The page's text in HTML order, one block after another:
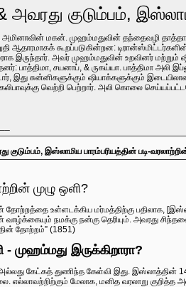
அவரது குடும்பம்,
அமினாவின் மகன். முஹம்மதுவின் தந்தைவழி
ஆதாரமாகக் கூறப்படுகின்றன:
இருந்தார். அவர் முஹம்மதுவின் உறவினர்
பாத்திமா, சயனாப், & ருகய்யா. பாத்திமா
இது சுன்னிகளுக்கும் ஷியாக்களுக்கும்
வெற்றி பெற்றார். அலி கொலை
குடும்பம், இஸ்லாமிய பாரம்பரியத்தின் படி-
முழு ஒளி?
உள்ளடக்கிய மர்மத்திற்கு பதிலாக,
வாழ்க்கையும் நமக்கு நன்கு தெரியும்.
தோற்றம்” (1851)
முஹம்மது இருக்கிறாரா?
கேட்கத் துணிந்த கேள்வி இது. இஸ்லாத்தின்
எல்லாவற்றிற்கும் மேலாக, மனித வரலாறு குறித்த